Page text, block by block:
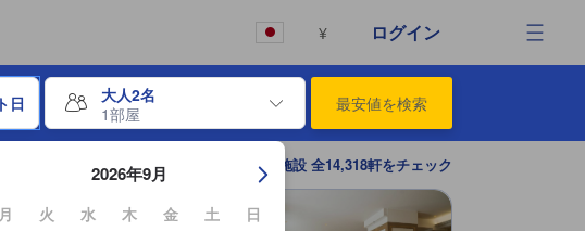
¥ ログイン
日
大人2名
1部屋
す。方向キーを使用して、チェックイン日とチェックアウト日を移動します。
2026年9月
月 火 水 木 金 土
日
最安値を検索
パリの宿泊施設 全14,318軒をチェック